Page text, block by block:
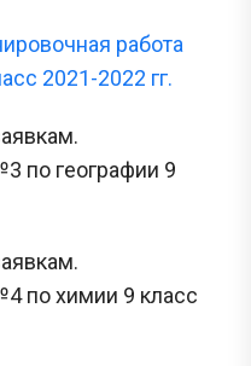
работа
2021-2022 гг.
по географии 9
по химии 9 класс